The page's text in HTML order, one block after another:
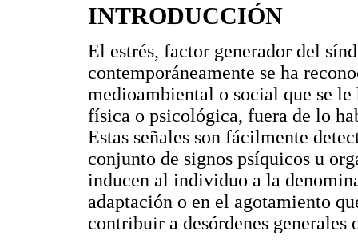
INTRODUCCIÓN
El estrés, factor generador del
contemporáneamente se ha
medioambiental o social que se
física o psicológica, fuera de lo
Estas señales son fácilmente
conjunto de signos psíquicos u
inducen al individuo a la
adaptación o en el agotamiento
contribuir a desórdenes generales